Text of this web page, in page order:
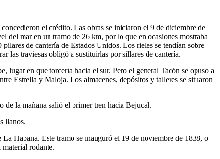
el crédito. Las obras se iniciaron el 9 de diciembre de
del mar en un tramo de 26 km, por lo que en ocasiones mostraba
de cantería de Estados Unidos. Los rieles se tendían sobre
las traviesas obligó a sustituirlas por sillares de cantería.
en que torcería hacia el sur. Pero el general Tacón se opuso a
Estrella y Maloja. Los almacenes, depósitos y talleres se situaron
de la mañana salió el primer tren hacia Bejucal.
llanos.
Habana. Este tramo se inauguró el 19 de noviembre de 1838, o
material rodante.